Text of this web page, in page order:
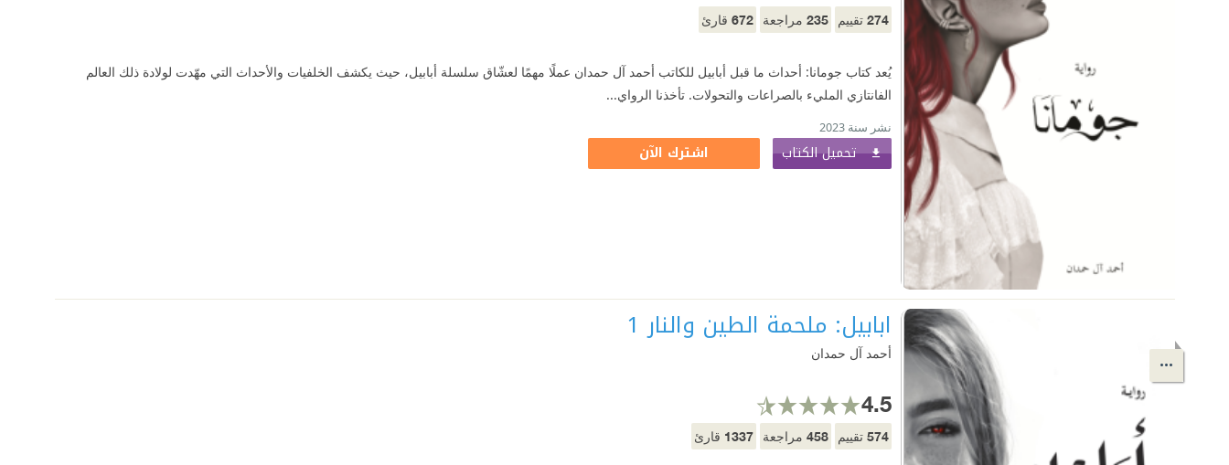
274 تقييم 235 مراجعة 672 قارئ
يُعد كتاب جومانا: أحداث ما قبل أبابيل للكاتب أحمد آل حمدان عملًا مهمًا لعشّاق سلسلة أبابيل، حيث يكشف الخلفيات والأحداث التي مهّدت لولادة ذلك العالم
الفانتازي المليء بالصراعات والتحولات. تأخذنا الرواي...
نشر سنة 2023
تحميل الكتاب اشترك الآن
ابابيل: ملحمة الطين والنار 1
أحمد آل حمدان
4.5
574 تقييم 458 مراجعة 1337 قارئ